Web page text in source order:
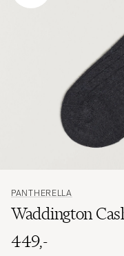
PANTHERELLA
Waddington
449,-